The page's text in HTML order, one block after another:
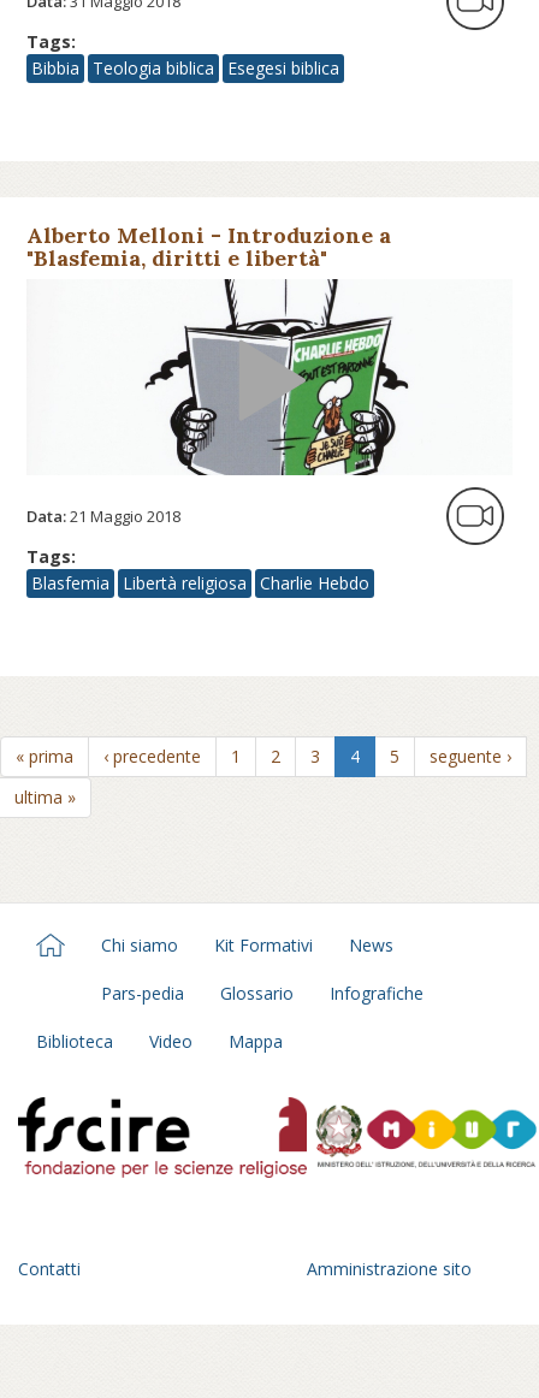
Tags:
Bibbia
Teologia biblica Esegesi biblica
Alberto Melloni - Introduzione a
"Blasfemia, diritti e libertà"
Data:21 Maggio 2018
Tags:
Blasfemia
Libertà religiosa Charlie Hebdo
« prima ‹ precedente 1 2 3 4 5
seguente ›
ultima »
Chi siamo Kit Formativi News
Pars-pedia Glossario Infografiche
Biblioteca Video Mappa
Contatti Amministrazione sito